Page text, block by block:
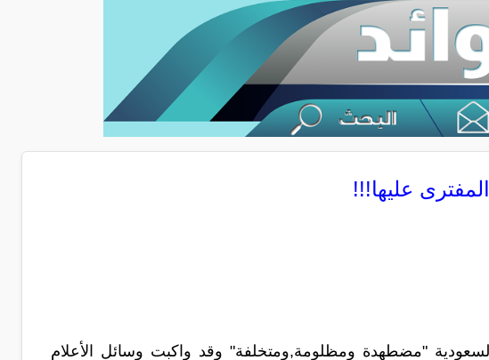
عليها!!!
"مضطهدة ومظلومة,ومتخلفة" وقد واكبت وسائل الأعلام